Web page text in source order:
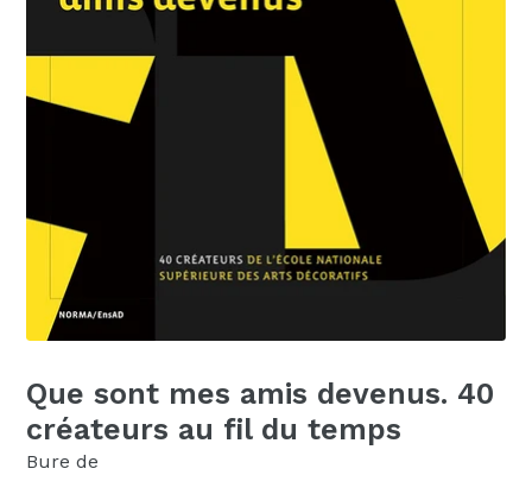
Que sont mes amis devenus. 40
créateurs au fil du temps
Bure de